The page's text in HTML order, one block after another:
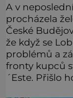
A v
procházela
České
že když se
problémů a
fronty kupců
´Este. Přišlo